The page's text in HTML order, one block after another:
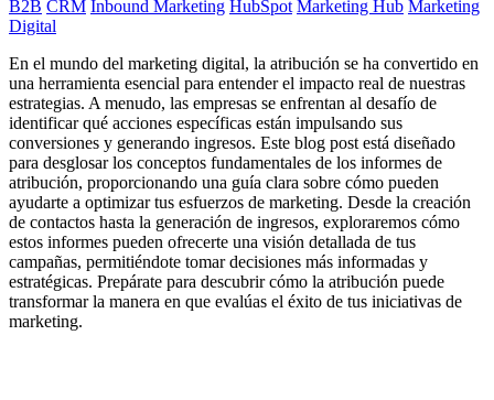
B2B CRM Inbound Marketing HubSpot Marketing Hub Marketing
Digital
En el mundo del marketing digital, la atribución se ha convertido en
una herramienta esencial para entender el impacto real de nuestras
estrategias. A menudo, las empresas se enfrentan al desafío de
identificar qué acciones específicas están impulsando sus
conversiones y generando ingresos. Este blog post está diseñado
para desglosar los conceptos fundamentales de los informes de
atribución, proporcionando una guía clara sobre cómo pueden
ayudarte a optimizar tus esfuerzos de marketing. Desde la creación
de contactos hasta la generación de ingresos, exploraremos cómo
estos informes pueden ofrecerte una visión detallada de tus
campañas, permitiéndote tomar decisiones más informadas y
estratégicas. Prepárate para descubrir cómo la atribución puede
transformar la manera en que evalúas el éxito de tus iniciativas de
marketing.